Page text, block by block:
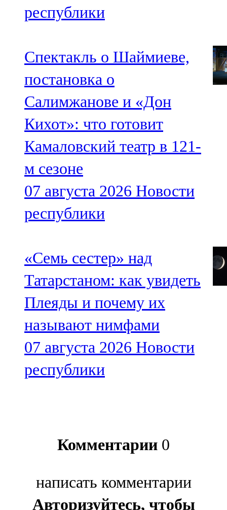
республики
Спектакль о Шаймиеве,
постановка о
Салимжанове и «Дон
Кихот»: что готовит
Камаловский театр в 121-
м сезоне
07 августа 2026 Новости
республики
«Семь сестер» над
Татарстаном: как увидеть
Плеяды и почему их
называют нимфами
07 августа 2026 Новости
республики
Комментарии 0
написать комментарии
Авторизуйтесь, чтобы